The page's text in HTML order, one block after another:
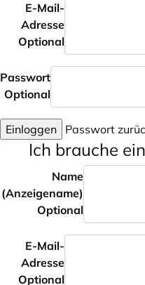
E-Mail-
Adresse
Optional
Passwort
Optional
Einloggen Passwort
Ich brauche
Name
(Anzeigename)
Optional
E-Mail-
Adresse
Optional